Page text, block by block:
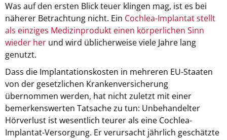
Was auf den ersten Blick teuer klingen mag, ist es bei
näherer Betrachtung nicht. Ein Cochlea-Implantat stellt
als einziges Medizinprodukt einen körperlichen Sinn
wieder her und wird üblicherweise viele Jahre lang
genutzt.
Dass die Implantationskosten in mehreren EU-Staaten
von der gesetzlichen Krankenversicherung
übernommen werden, hat nicht zuletzt mit einer
bemerkenswerten Tatsache zu tun: Unbehandelter
Hörverlust ist wesentlich teurer als eine Cochlea-
Implantat-Versorgung. Er verursacht jährlich geschätzte